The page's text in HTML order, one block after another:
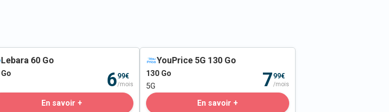
Lebara 60 Go
Go
699€
/mois
En savoir +
YouPrice 5G 130 Go
130 Go
5G
799€
/mois
En savoir +